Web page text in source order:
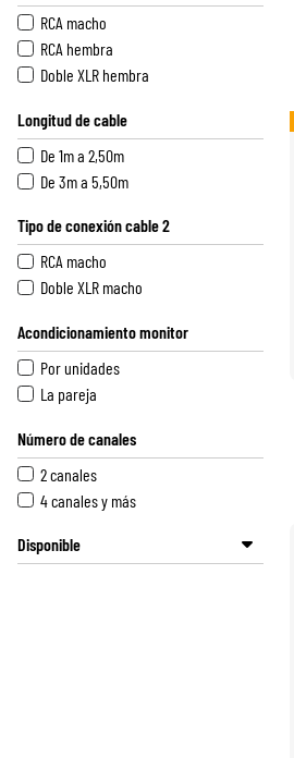
RCA macho
RCA hembra
Doble XLR hembra
Longitud de cable
De 1m a 2,50m
De 3m a 5,50m
Tipo de conexión cable 2
RCA macho
Doble XLR macho
Acondicionamiento monitor
Por unidades
La pareja
Número de canales
2 canales
4 canales y más
Disponible